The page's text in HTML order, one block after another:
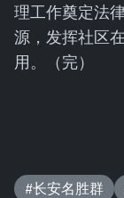
理工作奠定法
源，发挥社区
用。（完）
#长安名胜群